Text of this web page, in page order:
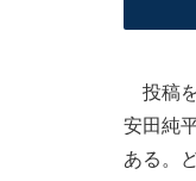
投稿を
安田純
ある。